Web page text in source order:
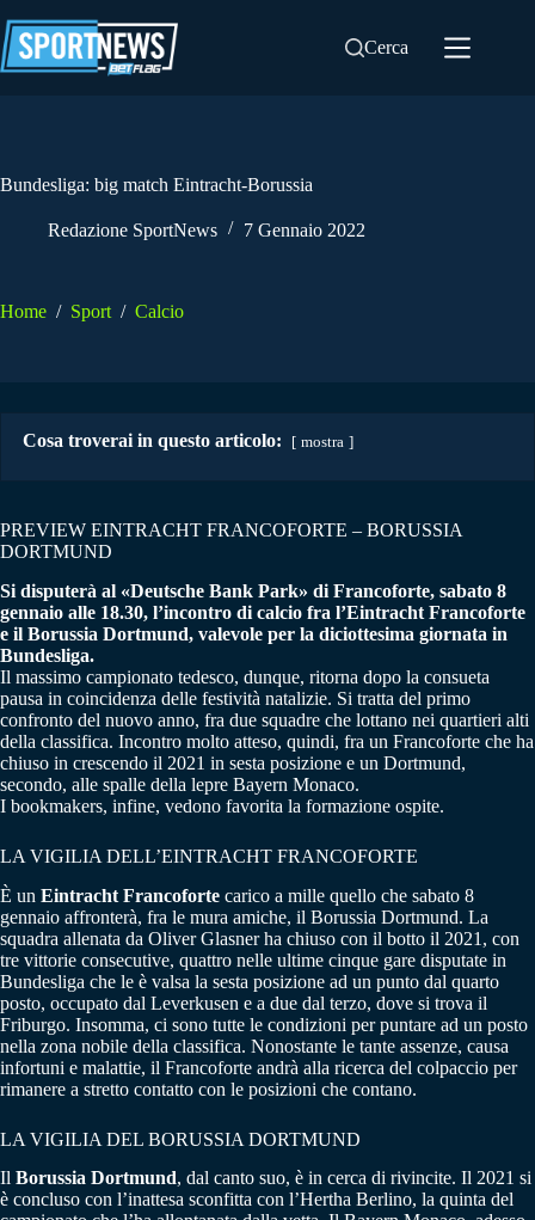
al
contenuto
Cerca
Bundesliga: big match Eintracht-Borussia
Redazione SportNews 7 Gennaio 2022
Home / Sport / Calcio
Cosa troverai in questo articolo: mostra
PREVIEW EINTRACHT FRANCOFORTE – BORUSSIA
DORTMUND
Si disputerà al «Deutsche Bank Park» di Francoforte, sabato 8
gennaio alle 18.30, l’incontro di calcio fra l’Eintracht Francoforte
e il Borussia Dortmund, valevole per la diciottesima giornata in
Bundesliga.
Il massimo campionato tedesco, dunque, ritorna dopo la consueta
pausa in coincidenza delle festività natalizie. Si tratta del primo
confronto del nuovo anno, fra due squadre che lottano nei quartieri alti
della classifica. Incontro molto atteso, quindi, fra un Francoforte che ha
chiuso in crescendo il 2021 in sesta posizione e un Dortmund,
secondo, alle spalle della lepre Bayern Monaco.
I bookmakers, infine, vedono favorita la formazione ospite.
LA VIGILIA DELL’EINTRACHT FRANCOFORTE
È un Eintracht Francoforte carico a mille quello che sabato 8
gennaio affronterà, fra le mura amiche, il Borussia Dortmund. La
squadra allenata da Oliver Glasner ha chiuso con il botto il 2021, con
tre vittorie consecutive, quattro nelle ultime cinque gare disputate in
Bundesliga che le è valsa la sesta posizione ad un punto dal quarto
posto, occupato dal Leverkusen e a due dal terzo, dove si trova il
Friburgo. Insomma, ci sono tutte le condizioni per puntare ad un posto
nella zona nobile della classifica. Nonostante le tante assenze, causa
infortuni e malattie, il Francoforte andrà alla ricerca del colpaccio per
rimanere a stretto contatto con le posizioni che contano.
LA VIGILIA DEL BORUSSIA DORTMUND
Il Borussia Dortmund, dal canto suo, è in cerca di rivincite. Il 2021 si
è concluso con l’inattesa sconfitta con l’Hertha Berlino, la quinta del